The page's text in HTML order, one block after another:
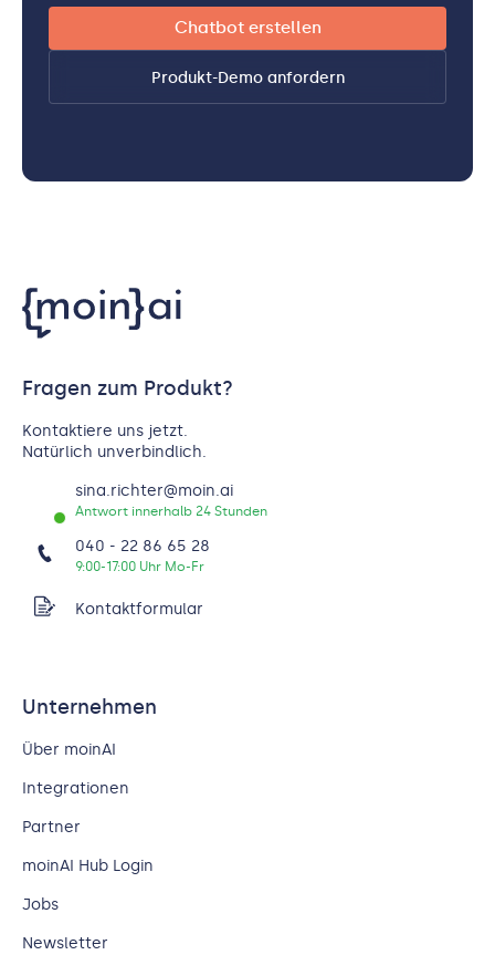
Chatbot erstellen
Produkt-Demo anfordern
Fragen zum Produkt?
Kontaktiere uns jetzt.
Natürlich unverbindlich.
sina.richter@moin.ai
Antwort innerhalb 24 Stunden
040 - 22 86 65 28
9:00-17:00 Uhr Mo-Fr
Kontaktformular
Unternehmen
Über moinAI
Integrationen
Partner
moinAI Hub Login
Jobs
Newsletter